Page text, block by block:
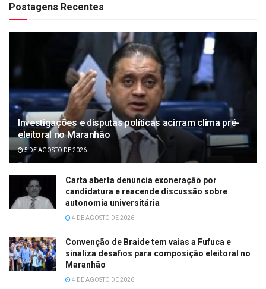
Postagens Recentes
Investigações e disputas políticas acirram clima pré-
eleitoral no Maranhão
5 DE AGOSTO DE 2026
Carta aberta denuncia exoneração por
candidatura e reacende discussão sobre
autonomia universitária
4 DE AGOSTO DE 2026
Convenção de Braide tem vaias a Fufuca e
sinaliza desafios para composição eleitoral no
Maranhão
4 DE AGOSTO DE 2026